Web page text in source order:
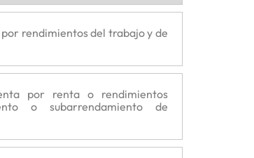
rendimientos del trabajo y de
por renta o rendimientos
o subarrendamiento de